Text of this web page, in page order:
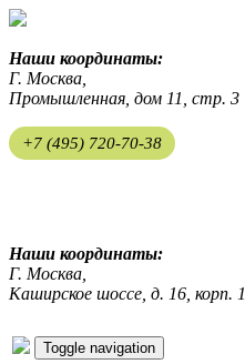
Наши координаты:
Г. Москва,
Промышленная, дом 11, стр. 3
+7 (495) 720-70-38
Наши координаты:
Г. Москва,
Каширское шоссе, д. 16, корп. 1
Toggle navigation